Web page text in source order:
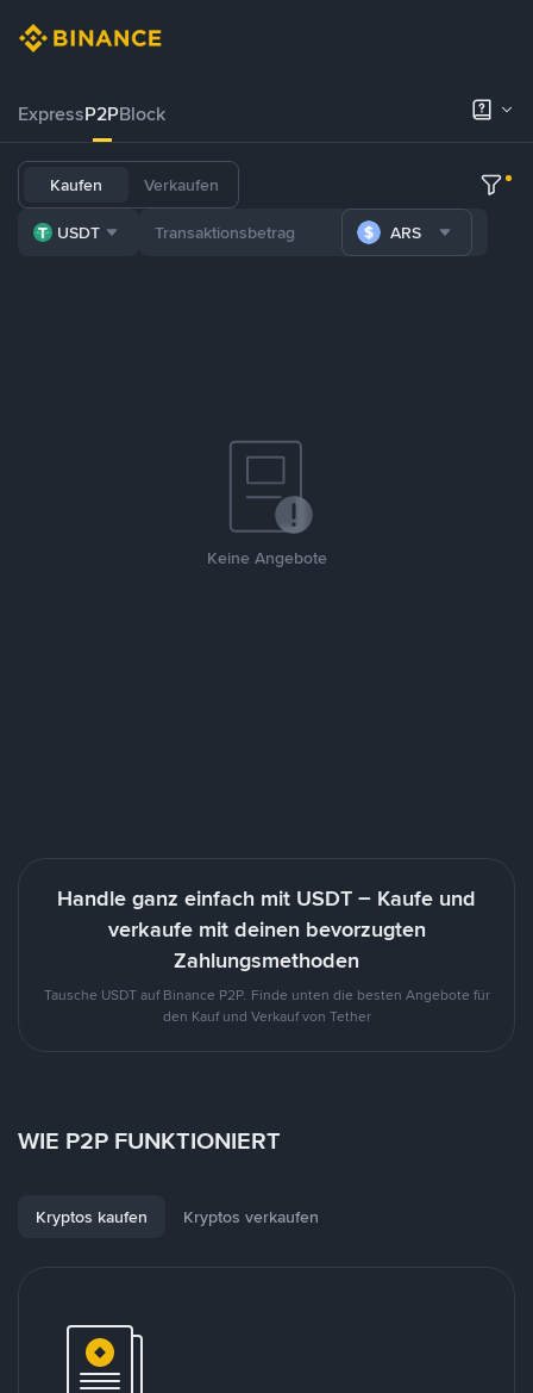
ExpressP2PBlock
Kaufen Verkaufen
USDT ARS
Keine Angebote
Handle ganz einfach mit USDT – Kaufe und
verkaufe mit deinen bevorzugten
Zahlungsmethoden
Tausche USDT auf Binance P2P. Finde unten die besten Angebote für
den Kauf und Verkauf von Tether
WIE P2P FUNKTIONIERT
Kryptos kaufen Kryptos verkaufen